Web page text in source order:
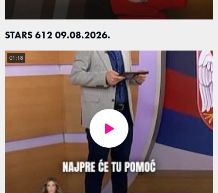
STARS 612 09.08.2026.
01:18